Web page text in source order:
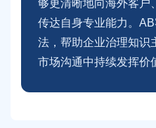
够更清晰地向海外客户
传达自身专业能力。
法，帮助企业治理知识
市场沟通中持续发挥价